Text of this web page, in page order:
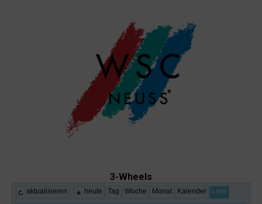
3-Wheels
aktualisieren heute Tag Woche Monat Kalender Liste